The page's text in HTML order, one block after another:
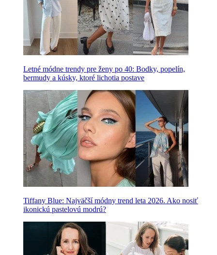
Letné módne trendy pre ženy po 40: Bodky, popelín,
bermudy a kúsky, ktoré lichotia postave
Tiffany Blue: Najväčší módny trend leta 2026. Ako nosiť
ikonickú pastelovú modrú?